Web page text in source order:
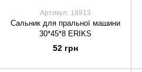
Артикул: 18913
Сальник для пральної машини
30*45*8 ERIKS
52 грн